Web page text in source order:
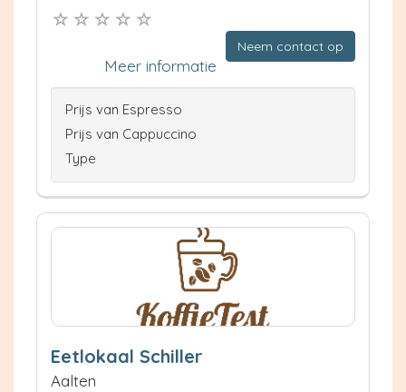
Neem contact op
Meer informatie
Prijs van Espresso
Prijs van Cappuccino
Type
Eetlokaal Schiller
Aalten